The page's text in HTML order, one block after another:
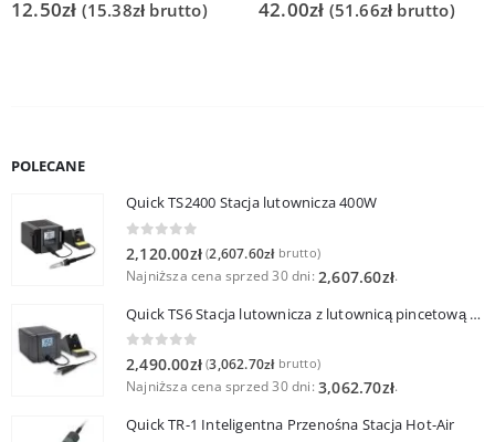
12.50zł (15.38zł brutto) 42.00zł (51.66zł brutto)
POLECANE
Quick TS2400 Stacja lutownicza 400W
2,120.00zł (2,607.60złbrutto)
Najniższa cena sprzed 30 dni: 2,607.60zł.
Quick TS6 Stacja lutownicza z lutownicą pincetową 60W
0 out of 5
2,490.00zł (3,062.70złbrutto)
Najniższa cena sprzed 30 dni: 3,062.70zł.
Quick TR-1 Inteligentna Przenośna Stacja Hot-Air